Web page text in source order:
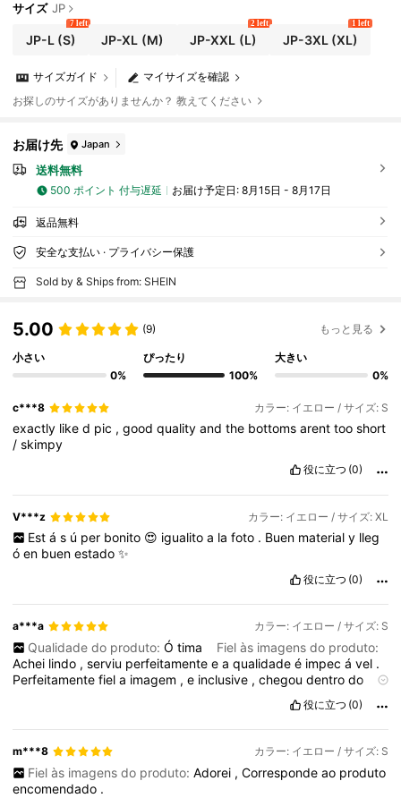
サイズ JP
JP-L(S)
7 left
JP-XL (M) JP-XXL (L)
2 left
JP-3XL(XL)
1 left
マイサイズを確認
サイズガイド
お探しのサイズがありませんか？ 教えてください
お届け先 Japan
送料無料
500 ポイント 付与遅延 お届け予定日: 8月15日 - 8月17日
返品無料
安全な支払い · プライバシー保護
Sold by & Ships from: SHEIN
5.00 (9) もっと見る
小さい
0%
ぴったり
100%
大きい
0%
c***8 カラー: イエロー / サイズ: S
exactly liked pic ,goodqualityandthe bottomsarenttooshort
/skimpy
役に立つ (0)
V***z カラー: イエロー / サイズ: XL
Est á s ú per bonito 😍 igualito a la foto . Buen material y lleg
óen buenestado✨
役に立つ (0)
a***a カラー: イエロー / サイズ: S
Qualidade do produto: Ó tima
Fiel às imagens do produto:
Achei lindo ,serviu perfeitamenteeaqualidadeé impecável .
Perfeitamentefiela imagem ,e inclusive ,chegoudentrodo
役に立つ (0)
m***8 カラー: イエロー / サイズ: S
Fiel às imagens do produto: Adorei , Corresponde ao produto
encomendado .